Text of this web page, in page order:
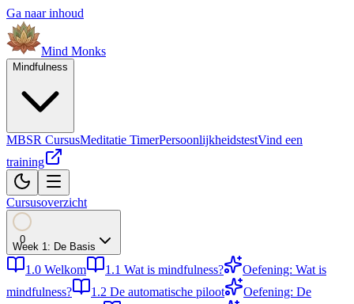
Ga naar inhoud
Mind Monks
Mindfulness
MBSR CursusMeditatie TimerPersoonlijkheidstestVind een
training
Cursusoverzicht
0
Week 1: De Basis
1.0 Welkom 1.1 Wat is mindfulness?
Oefening: Wat is
mindfulness?
1.2 De automatische piloot
Oefening: De